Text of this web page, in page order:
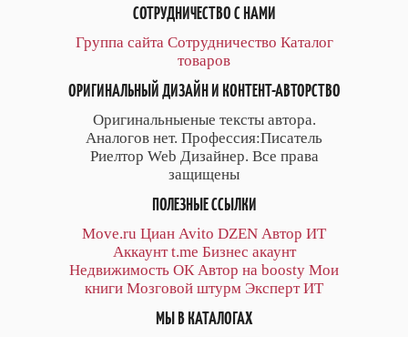
СОТРУДНИЧЕСТВО С НАМИ
Группа сайта Сотрудничество Каталог
товаров
ОРИГИНАЛЬНЫЙ ДИЗАЙН И КОНТЕНТ-АВТОРСТВО
Оригинальныеные тексты автора.
Аналогов нет. Профессия:Писатель
Риелтор Web Дизайнер. Все права
защищены
ПОЛЕЗНЫЕ ССЫЛКИ
Move.ru Циан Avito DZEN Автор ИТ
Аккаунт t.me Бизнес акаунт
Недвижимость ОК Автор на boosty Мои
книги Мозговой штурм Эксперт ИТ
МЫ В КАТАЛОГАХ